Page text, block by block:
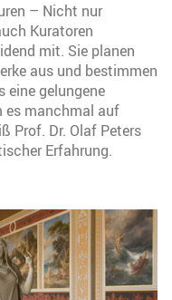
– Nicht nur
Kuratoren
mit. Sie planen
aus und bestimmen
eine gelungene
es manchmal auf
Prof. Dr. Olaf Peters
Erfahrung.